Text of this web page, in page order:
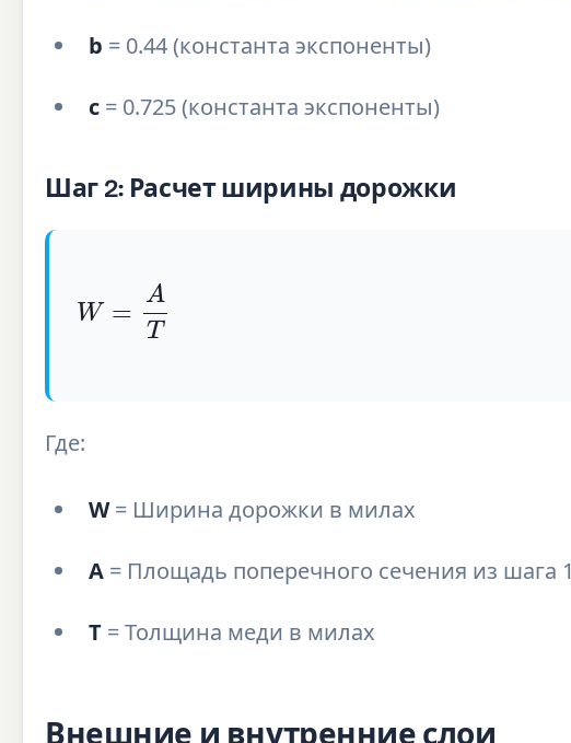
b = 0.44 (константа экспоненты)
c = 0.725 (константа экспоненты)
Шаг 2: Расчет ширины дорожки
T
Где:
W= Ширина дорожки в милах
A = Площадь поперечного сечения из шага 1
T = Толщина меди в милах
Внешние и внутренние слои